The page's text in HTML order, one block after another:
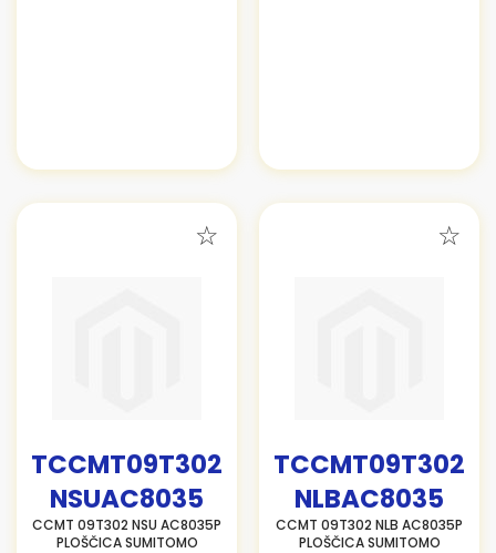
TCCMT09T302
NSUAC8035
CCMT 09T302 NSU AC8035P
PLOŠČICA SUMITOMO
TCCMT09T302
NLBAC8035
CCMT 09T302 NLB AC8035P
PLOŠČICA SUMITOMO